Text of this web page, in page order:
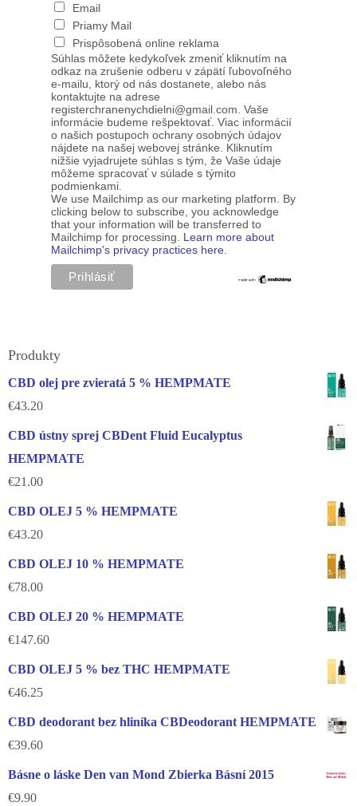
Email
Priamy Mail
Prispôsobená online reklama
Súhlas môžete kedykoľvek zmeniť kliknutím na
odkaz na zrušenie odberu v zápätí ľubovoľného
e-mailu, ktorý od nás dostanete, alebo nás
kontaktujte na adrese
registerchranenychdielni@gmail.com. Vaše
informácie budeme rešpektovať. Viac informácií
o našich postupoch ochrany osobných údajov
nájdete na našej webovej stránke. Kliknutím
nižšie vyjadrujete súhlas s tým, že Vaše údaje
môžeme spracovať v súlade s týmito
podmienkami.
We use Mailchimp as our marketing platform. By
clicking below to subscribe, you acknowledge
that your information will be transferred to
Mailchimp for processing. Learn more about
Mailchimp's privacy practices here.
Produkty
CBD olej pre zvieratá 5 % HEMPMATE
€43.20
CBD ústny sprej CBDent Fluid Eucalyptus
HEMPMATE
€21.00
CBD OLEJ 5 % HEMPMATE
€43.20
CBD OLEJ 10 % HEMPMATE
€78.00
CBD OLEJ 20 % HEMPMATE
€147.60
CBD OLEJ 5 % bez THC HEMPMATE
€46.25
CBD deodorant bez hliníka CBDeodorant HEMPMATE
€39.60
Básne o láske Den van Mond Zbierka Básní 2015
€9.90